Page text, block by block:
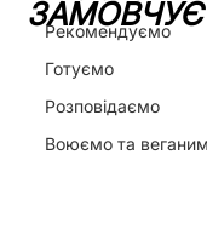
Рекомендуємо
Готуємо
Розповідаємо
Воюємо та